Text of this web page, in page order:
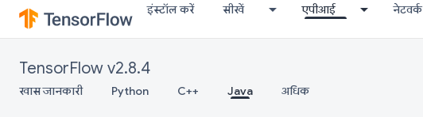
इंस्टॉल करें सीखें एपीआई नेटवर्क
TensorFlow v2.8.4
खास जानकारी Python C++ Java अधिक
RaggedBincount
RaggedCountSparseOutput
RaggedFillEmptyRows
RaggedFillEmptyRowsGrad